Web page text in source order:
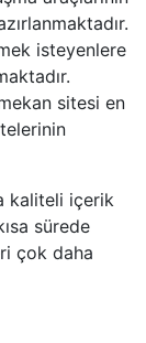
isteyenlere
sitesi en
kaliteli içerik
sürede
çok daha